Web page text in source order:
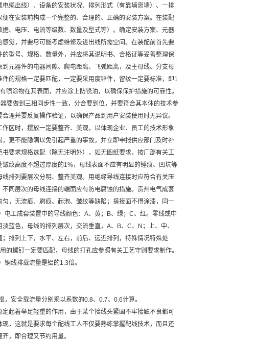
缆出线）、设备的安装状况、排列形式（有靠墙离墙）、一排
在安装前构成一个完整的、合理的、正确的安装方案。在装配
、电压、电流等级数、数量及型式等）。确定安装方案、元器
觉，并要尽可能考虑维修及进出线所需空间。在装配前首先要
型号、规格、数量外，并应将其说明书、合格证等妥善整理保
元器件的电器间隙、爬电距离、飞弧距离，及主母线、分支母
的规格一定要匹配，一定要采用度锌件，留纹一定要标准，即1
涂物在其表面，并应涂上防锈油，以确保保护措施的可靠性。
要做到三相同步性一致，分合要到位，并要符合其本体的技术参
理并要反复操作验证，以确保产品到用户安装使用时无异议。
区时，摆放一定要整齐、美观，以体现企业、员工的技术形象
更不能隐瞒以免引起严重的事故，并立即申报供应部门及时补
要求规格选配（除无注明外），如无图纸要求，按厂部有关工
纹高度不超过厚度的1%，母线表面不应有明显的锤痕、凹坑等
排列要层次分明、整齐美观。用绝缘导线连接时应符合有关压
同层次的母线连接的端面应有防电腐蚀的措施。贵州电气成套
，无流痕、刷痕、起泡、皱纹等缺陷；搭接面不得涂漆，同一
工成套装置中的导线颜色：A、黄；B、绿；C、红。零线或中
蓝色，母线的排列层次，交流垂直，A、B、C、N；上、中、
排列上下，水平、左右，前后、远近排列，特殊情况特殊处
螺钉一定要匹配，母线的打孔应参照有关工艺守则要求制作。
线排载流量是铝的1.3倍。
安全载流量分别乘以系数的0.8、0.7、0.6计算。
起着举足轻重的作用，由于某个接线头紧固不牢接触不良都可
，这就是要求每个配线工人不仅要熟练掌握配线技术，而且还
，即合理又节约用量。